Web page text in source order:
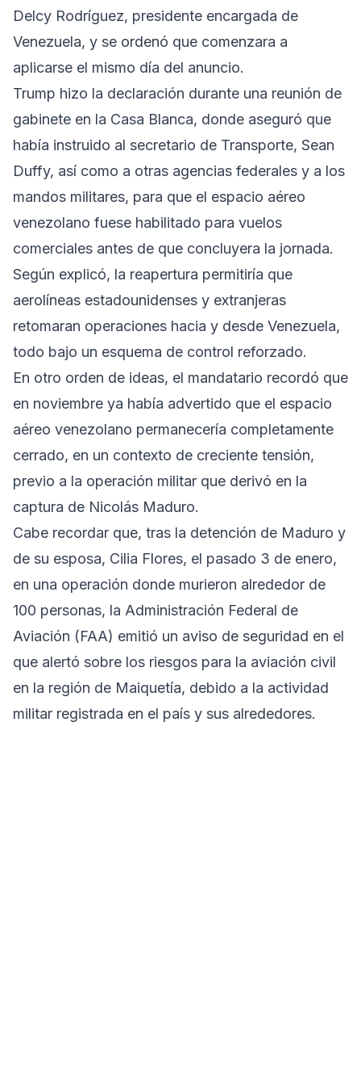
Delcy Rodríguez, presidente encargada de
Venezuela, y se ordenó que comenzara a
aplicarse el mismo día del anuncio.
Trump hizo la declaración durante una reunión de
gabinete en la Casa Blanca, donde aseguró que
había instruido al secretario de Transporte, Sean
Duffy, así como a otras agencias federales y a los
mandos militares, para que el espacio aéreo
venezolano fuese habilitado para vuelos
comerciales antes de que concluyera la jornada.
Según explicó, la reapertura permitiría que
aerolíneas estadounidenses y extranjeras
retomaran operaciones hacia y desde Venezuela,
todo bajo un esquema de control reforzado.
En otro orden de ideas, el mandatario recordó que
en noviembre ya había advertido que el espacio
aéreo venezolano permanecería completamente
cerrado, en un contexto de creciente tensión,
previo a la operación militar que derivó en la
captura de Nicolás Maduro.
Cabe recordar que, tras la detención de Maduro y
de su esposa, Cilia Flores, el pasado 3 de enero,
en una operación donde murieron alrededor de
100 personas, la Administración Federal de
Aviación (FAA) emitió un aviso de seguridad en el
que alertó sobre los riesgos para la aviación civil
en la región de Maiquetía, debido a la actividad
militar registrada en el país y sus alrededores.